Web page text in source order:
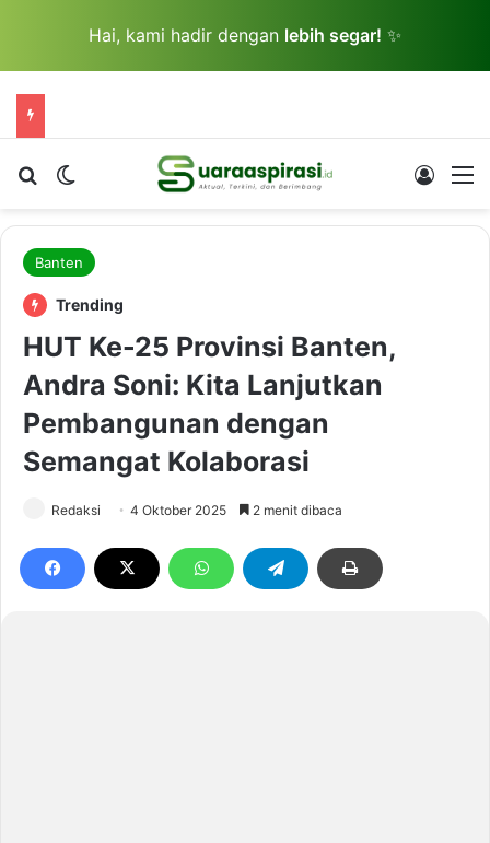
Hai, kami hadir dengan lebih segar! ✨
Cari berita...Switch skin Log In
Banten
Trending
HUT Ke-25 Provinsi Banten,
Andra Soni: Kita Lanjutkan
Pembangunan dengan
Semangat Kolaborasi
Redaksi 4 Oktober 2025 2 menit dibaca